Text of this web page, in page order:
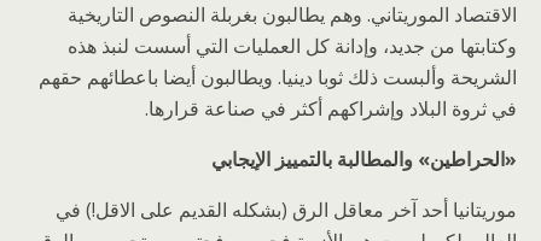
الاقتصاد الموريتاني. وهم يطالبون بغربلة النصوص التاريخية
وكتابتها من جديد، وإدانة كل العمليات التي أسست لنبذ هذه
الشريحة وألبست ذلك ثوبا دينيا. ويطالبون أيضا باعطائهم حقهم
في ثروة البلاد وإشراكهم أكثر في صناعة قرارها.
«الحراطين» والمطالبة بالتمييز الإيجابي
موريتانيا أحد آخر معاقل الرق (بشكله القديم على الاقل!) في